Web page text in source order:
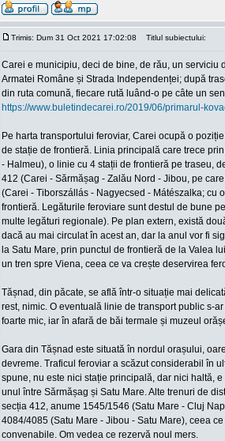
Trimis: Dum 31 Oct 2021 17:02:08 Titlul subiectului:
Carei e municipiu, deci de bine, de rău, un serviciu
Armatei Române și Strada Independenței; după
din ruta comună, fiecare rută luând-o pe câte un
https://www.buletindecarei.ro/2019/06/primarul-
Pe harta transportului feroviar, Carei ocupă o
de stație de frontieră. Linia principală care trece
- Halmeu), o linie cu 4 stații de frontieră pe traseu,
412 (Carei - Sărmășag - Zalău Nord - Jibou, pe
(Carei - Tiborszállás - Nagyecsed - Mátészalka; cu
frontieră. Legăturile feroviare sunt destul de bune
multe legături regionale). Pe plan extern, există
dacă au mai circulat în acest an, dar la anul vor fi
la Satu Mare, prin punctul de frontieră de la Valea
un tren spre Viena, ceea ce va crește deservirea
Tășnad, din păcate, se află într-o situație mai
rest, nimic. O eventuală linie de transport public s-
foarte mic, iar în afară de băi termale și muzeul
Gara din Tășnad este situată în nordul orașului,
devreme. Traficul feroviar a scăzut considerabil în
spune, nu este nici stație principală, dar nici haltă,
unul între Sărmășag și Satu Mare. Alte trenuri de
secția 412, anume 1545/1546 (Satu Mare - Cluj
4084/4085 (Satu Mare - Jibou - Satu Mare), ceea
convenabile. Om vedea ce rezervă noul mers.